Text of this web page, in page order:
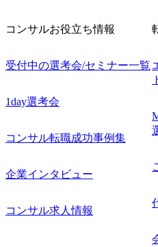
コンサルお役立ち情報
受付中の選考会/セミナー一覧
1day選考会
コンサル転職成功事例集
企業インタビュー
コンサル求人情報